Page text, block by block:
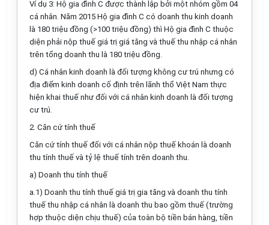
Ví dụ 3: Hộ gia đình C được thành lập bởi một nhóm gồm 04
cá nhân. Năm 2015 Hộ gia đình C có doanh thu kinh doanh
là 180 triệu đồng (>100 triệu đồng) thì Hộ gia đình C thuộc
diện phải nộp thuế giá trị giá tăng và thuế thu nhập cá nhân
trên tổng doanh thu là 180 triệu đồng.
d) Cá nhân kinh doanh là đối tượng không cư trú nhưng có
địa điểm kinh doanh cố định trên lãnh thổ Việt Nam thực
hiện khai thuế như đối với cá nhân kinh doanh là đối tượng
cư trú.
2. Căn cứ tính thuế
Căn cứ tính thuế đối với cá nhân nộp thuế khoán là doanh
thu tính thuế và tỷ lệ thuế tính trên doanh thu.
a) Doanh thu tính thuế
a.1) Doanh thu tính thuế giá trị gia tăng và doanh thu tính
thuế thu nhập cá nhân là doanh thu bao gồm thuế (trường
hợp thuộc diện chịu thuế) của toàn bộ tiền bán hàng, tiền